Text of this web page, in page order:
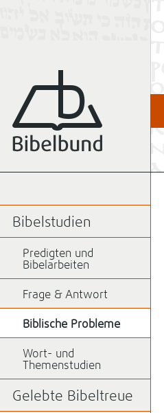
Bibelstudien
Predigten und
Bibelarbeiten
Frage & Antwort
Biblische Probleme
Wort- und
Themenstudien
Gelebte Bibeltreue